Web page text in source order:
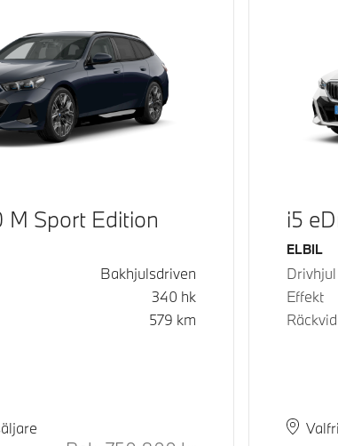
M Sport Edition
Bakhjulsdriven
340 hk
579 km
i5
Bränsle
ELBIL
Drivhjul
Effekt
Plats